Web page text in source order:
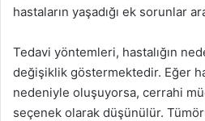
hastaların yaşadığı ek sorunlar
Tedavi yöntemleri, hastalığın
değişiklik göstermektedir. Eğer
nedeniyle oluşuyorsa, cerrahi
seçenek olarak düşünülür.